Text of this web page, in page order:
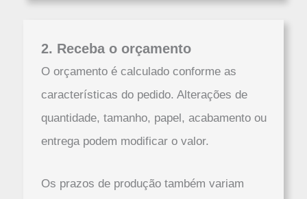
2. Receba o orçamento
O orçamento é calculado conforme as
características do pedido. Alterações de
quantidade, tamanho, papel, acabamento ou
entrega podem modificar o valor.
Os prazos de produção também variam